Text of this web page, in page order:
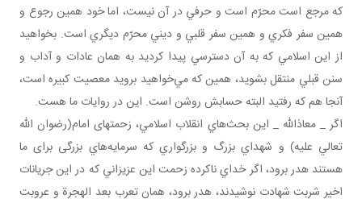
که مرجع است محرّم است و حرفي در آن نيست، اما خود همين رجوع و
همين سفر فکري و همين سفر قلبي و ديني محرّم ديگري است. بخواهيد
از اين اسلامي که به آن دسترسي پيدا کرديد به همان عادات و آداب و
سنن قبلي منتقل بشويد، همين که مي‌خواهيد برويد معصيت کبيره است،
آنجا هم که رفتيد البته حسابش روشن است. اين در روايات ما هست.
اگر _ معاذالله _ اين بحث‌هاي انقلاب اسلامي، زحمتهای امام(رضوان الله
تعالي عليه) و شهداي بزرگ و بزرگواري که سرمايه‌هاي بزرگی برای ما
هستند هدر برود، اگر خداي ناکرده زحمت اين عزيزاني که در اين جريانات
اخير شربت شهادت نوشيدند، هدر برود، همان تعرب بعد الهجرة و عروبت